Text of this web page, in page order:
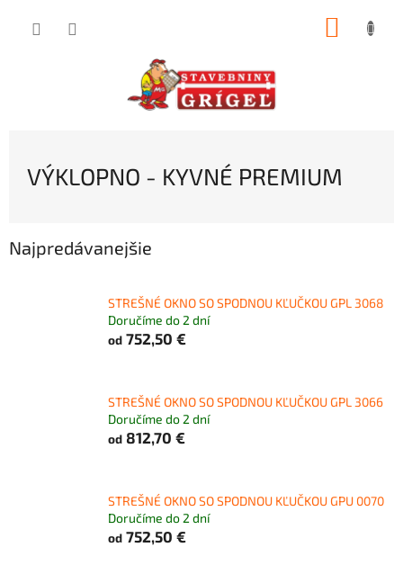
VÝKLOPNO - KYVNÉ PREMIUM
Najpredávanejšie
STREŠNÉ OKNO SO SPODNOU KĽUČKOU GPL 3068
Doručíme do 2 dní
od 752,50 €
STREŠNÉ OKNO SO SPODNOU KĽUČKOU GPL 3066
Doručíme do 2 dní
od 812,70 €
STREŠNÉ OKNO SO SPODNOU KĽUČKOU GPU 0070
Doručíme do 2 dní
od 752,50 €